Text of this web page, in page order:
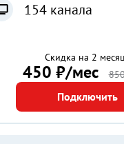
154 канала
Скидка на 2
450 ₽/мес
Подключить